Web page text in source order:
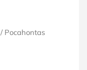
/ Pocahontas